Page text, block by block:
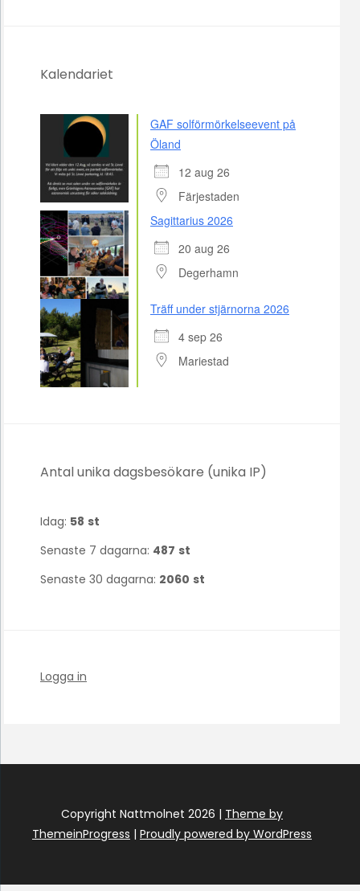
Kalendariet
GAF solförmörkelseevent på
Öland
12 aug 26
Färjestaden
Sagittarius 2026
20 aug 26
Degerhamn
Träff under stjärnorna 2026
4 sep 26
Mariestad
Antal unika dagsbesökare (unika IP)
Idag: 58 st
Senaste 7 dagarna: 487 st
Senaste 30 dagarna: 2060 st
Logga in
Copyright Nattmolnet 2026 | Theme by
ThemeinProgress | Proudly powered by WordPress